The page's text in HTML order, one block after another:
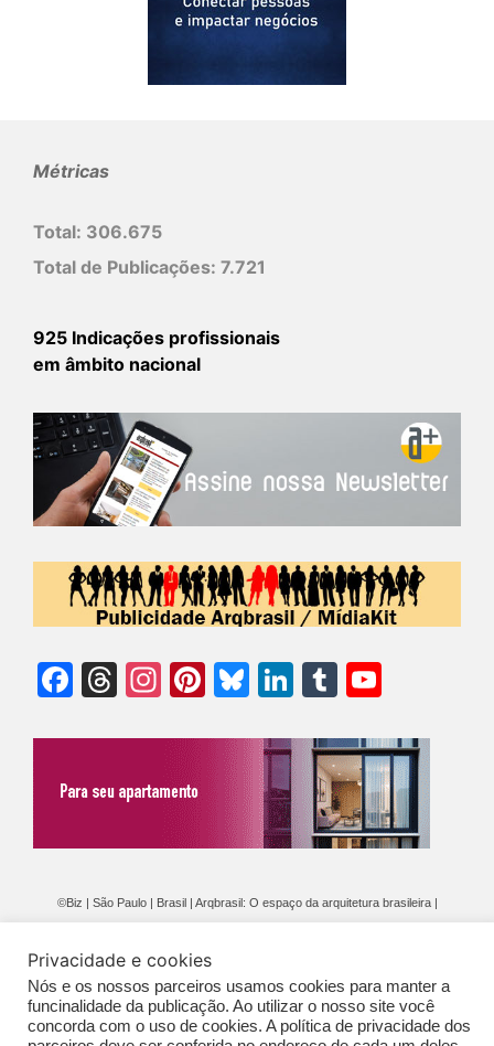
Métricas
Total: 306.675
Total de Publicações: 7.721
925 Indicações profissionais
em âmbito nacional
Facebook
Threads
Instagram
Pinterest
Bluesky
LinkedIn
Tumblr
©Biz | São Paulo | Brasil | Arqbrasil: O espaço da arquitetura brasileira |
GERAIS DE PUBLICAÇÃO (CGP
Privacidade e cookies
Nós e os nossos parceiros usamos cookies para manter a
funcinalidade da publicação. Ao utilizar o nosso site você
concorda com o uso de cookies. A política de privacidade dos